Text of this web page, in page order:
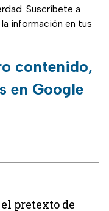
Suscríbete a
la información en tus
contenido,
en Google
el pretexto de